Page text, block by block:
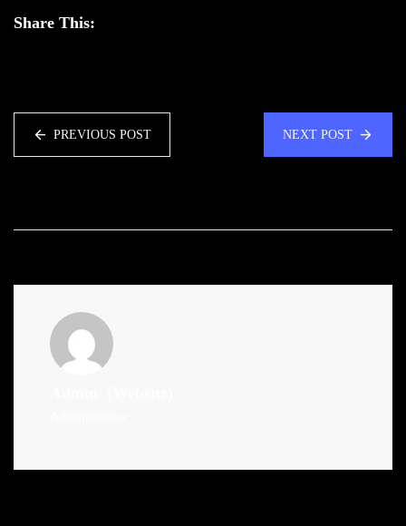
Share This:
PREVIOUS POST NEXT POST